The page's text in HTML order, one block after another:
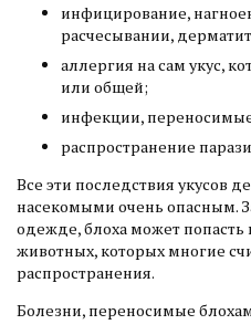
инфицирование,
расчесывании,
аллергия на сам укус,
или общей;
инфекции,
распространение
Все эти последствия укусов
насекомыми очень опасным.
одежде, блоха может
животных, которых многие
распространения.
Болезни, переносимые